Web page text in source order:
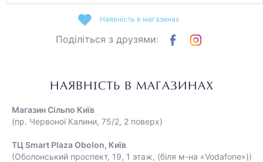
Наявність в магазинах
Поділіться з друзями:
НАЯВНІСТЬ В МАГАЗИНАХ
Магазин Сільпо Київ
(пр. Червоної Калини, 75/2, 2 поверх)
ТЦ Smart Plaza Obolon, Київ
(Оболонський проспект, 19, 1 этаж, (біля м-на «Vodafone»))